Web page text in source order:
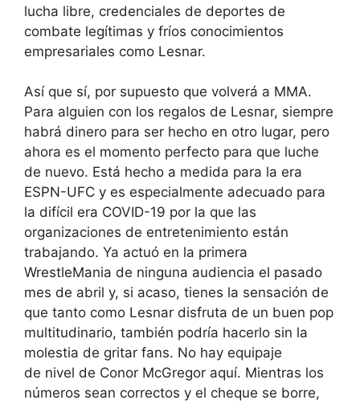
lucha libre, credenciales de deportes de
combate legítimas y fríos conocimientos
empresariales como Lesnar.
Así que sí, por supuesto que volverá a MMA.
Para alguien con los regalos de Lesnar, siempre
habrá dinero para ser hecho en otro lugar, pero
ahora es el momento perfecto para que luche
de nuevo. Está hecho a medida para la era
ESPN-UFC y es especialmente adecuado para
la difícil era COVID-19 por la que las
organizaciones de entretenimiento están
trabajando. Ya actuó en la primera
WrestleMania de ninguna audiencia el pasado
mes de abril y, si acaso, tienes la sensación de
que tanto como Lesnar disfruta de un buen pop
multitudinario, también podría hacerlo sin la
molestia de gritar fans. No hay equipaje
de nivel de Conor McGregor aquí. Mientras los
números sean correctos y el cheque se borre,